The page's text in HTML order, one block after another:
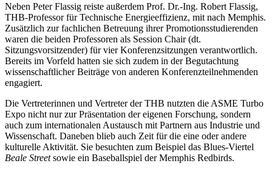
Neben Peter Flassig reiste außerdem Prof. Dr.-Ing. Robert Flassig,
THB-Professor für Technische Energieeffizienz, mit nach Memphis.
Zusätzlich zur fachlichen Betreuung ihrer Promotionsstudierenden
waren die beiden Professoren als Session Chair (dt.
Sitzungsvorsitzender) für vier Konferenzsitzungen verantwortlich.
Bereits im Vorfeld hatten sie sich zudem in der Begutachtung
wissenschaftlicher Beiträge von anderen Konferenzteilnehmenden
engagiert.
Die Vertreterinnen und Vertreter der THB nutzten die ASME Turbo
Expo nicht nur zur Präsentation der eigenen Forschung, sondern
auch zum internationalen Austausch mit Partnern aus Industrie und
Wissenschaft. Daneben blieb auch Zeit für die eine oder andere
kulturelle Aktivität. Sie besuchten zum Beispiel das Blues-Viertel
Beale Streetsowie ein Baseballspiel der Memphis Redbirds.